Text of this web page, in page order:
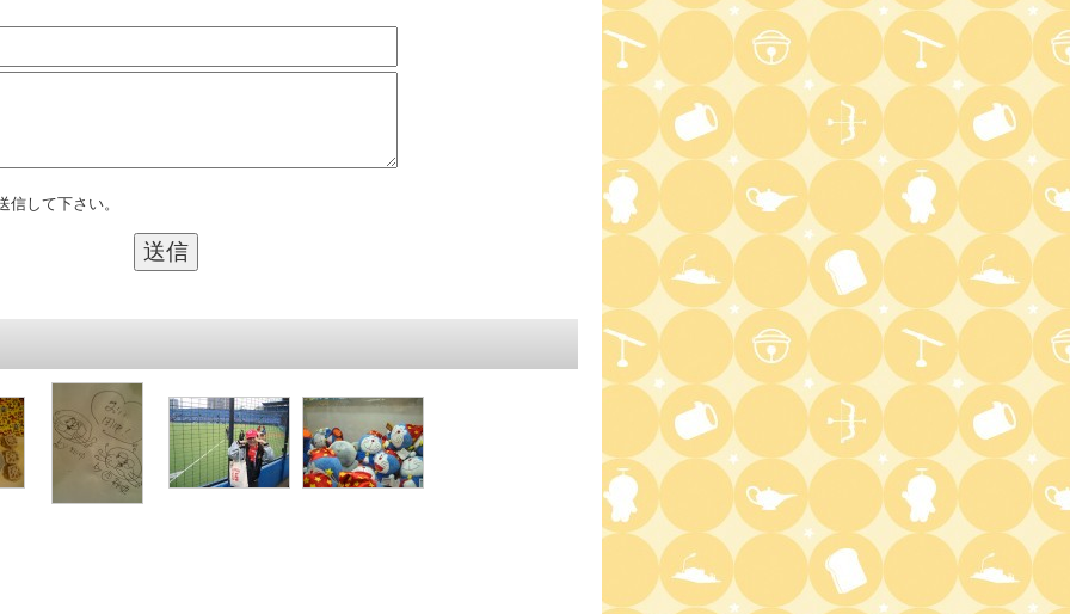
信して下さい。
よる 9:00
ミュージックステーション
10周年あいみょん、TMR、
HY…名曲続々!ATEEZがヒット
曲
9:54
報道ステーション
11:10
熱闘甲子園 涙は、強さにな
る。
11:40